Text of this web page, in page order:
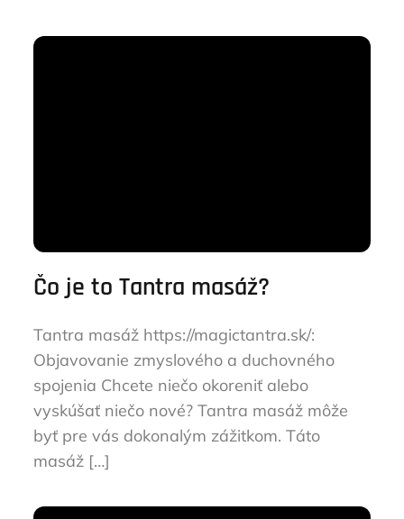
Čo je to Tantra masáž?
Tantra masáž https://magictantra.sk/:
Objavovanie zmyslového a duchovného
spojenia Chcete niečo okoreniť alebo
vyskúšať niečo nové? Tantra masáž môže
byť pre vás dokonalým zážitkom. Táto
masáž […]